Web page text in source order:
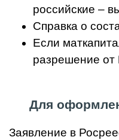
российские –
Справка о
Если
разрешение от
Для
Заявление в